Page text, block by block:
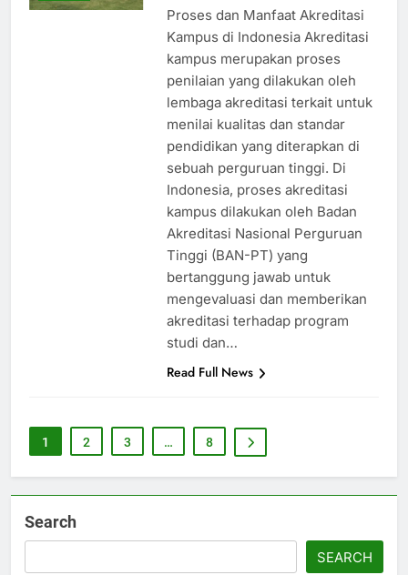
Proses dan Manfaat Akreditasi
Kampus di Indonesia Akreditasi
kampus merupakan proses
penilaian yang dilakukan oleh
lembaga akreditasi terkait untuk
menilai kualitas dan standar
pendidikan yang diterapkan di
sebuah perguruan tinggi. Di
Indonesia, proses akreditasi
kampus dilakukan oleh Badan
Akreditasi Nasional Perguruan
Tinggi (BAN-PT) yang
bertanggung jawab untuk
mengevaluasi dan memberikan
akreditasi terhadap program
studi dan…
Read Full News
1 2 3 … 8
Search
SEARCH